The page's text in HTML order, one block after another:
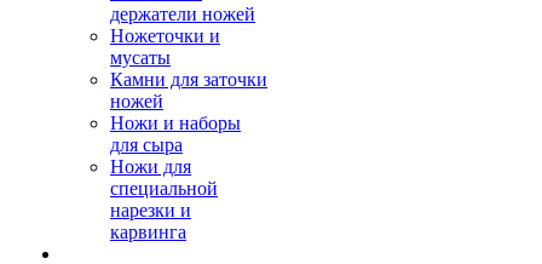
держатели ножей
Ножеточки и
мусаты
Камни для заточки
ножей
Ножи и наборы
для сыра
Ножи для
специальной
нарезки и
карвинга